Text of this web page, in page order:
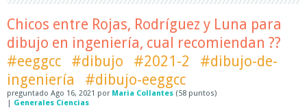
Chicos entre Rojas, Rodríguez y Luna para
dibujo en ingeniería, cual recomiendan ??
#eeggcc
#dibujo #2021-2
#dibujo-de-
ingeniería
#dibujo-eeggcc
preguntado Ago 16, 2021 por Maria Collantes (58 puntos)
| Generales Ciencias